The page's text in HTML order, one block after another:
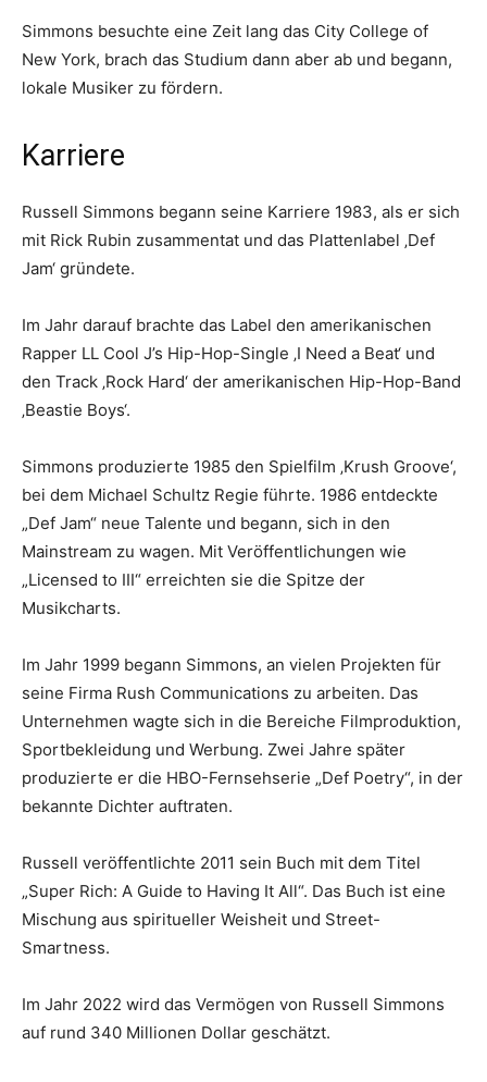
Simmons besuchte eine Zeit lang das City College of
New York, brach das Studium dann aber ab und begann,
lokale Musiker zu fördern.
Karriere
Russell Simmons begann seine Karriere 1983, als er sich
mit Rick Rubin zusammentat und das Plattenlabel ‚Def
Jam‘ gründete.
Im Jahr darauf brachte das Label den amerikanischen
Rapper LL Cool J’s Hip-Hop-Single ‚I Need a Beat‘ und
den Track ‚Rock Hard‘ der amerikanischen Hip-Hop-Band
‚Beastie Boys‘.
Simmons produzierte 1985 den Spielfilm ‚Krush Groove‘,
bei dem Michael Schultz Regie führte. 1986 entdeckte
„Def Jam“ neue Talente und begann, sich in den
Mainstream zu wagen. Mit Veröffentlichungen wie
„Licensed to III“ erreichten sie die Spitze der
Musikcharts.
Im Jahr 1999 begann Simmons, an vielen Projekten für
seine Firma Rush Communications zu arbeiten. Das
Unternehmen wagte sich in die Bereiche Filmproduktion,
Sportbekleidung und Werbung. Zwei Jahre später
produzierte er die HBO-Fernsehserie „Def Poetry“, in der
bekannte Dichter auftraten.
Russell veröffentlichte 2011 sein Buch mit dem Titel
„Super Rich: A Guide to Having It All“. Das Buch ist eine
Mischung aus spiritueller Weisheit und Street-
Smartness.
Im Jahr 2022 wird das Vermögen von Russell Simmons
auf rund 340 Millionen Dollar geschätzt.